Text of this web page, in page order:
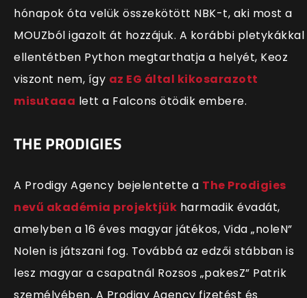
hónapok óta velük összekötött NBK-t, aki most a
MOUZból igazolt át hozzájuk. A korábbi pletykákkal
ellentétben Python megtarthatja a helyét, Keoz
viszont nem, így az EG által kikosarazott
misutaaa lett a Falcons ötödik embere.
THE PRODIGIES
A Prodigy Agency bejelentette a The Prodigies
nevű akadémia projektjük harmadik évadát,
amelyben a 16 éves magyar játékos, Vida „noleN”
Nolen is játszani fog. Továbbá az edzői stábban is
lesz magyar a csapatnál Rozsos „pakesZ” Patrik